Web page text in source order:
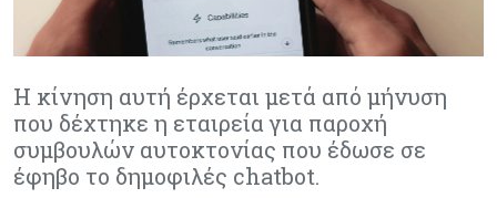
Η κίνηση αυτή έρχεται μετά από μήνυση
που δέχτηκε η εταιρεία για παροχή
συμβουλών αυτοκτονίας που έδωσε σε
έφηβο το δημοφιλές chatbot.